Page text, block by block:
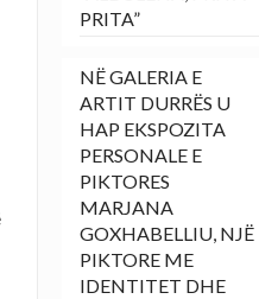
PRITA”
NË GALERIA E
ARTIT DURRËS U
HAP EKSPOZITA
PERSONALE E
PIKTORES
MARJANA
GOXHABELLIU, NJË
PIKTORE ME
IDENTITET DHE